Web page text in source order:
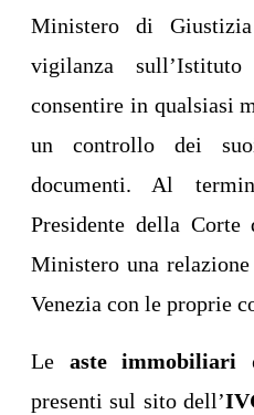
Ministero di
vigilanza
consentire in qualsiasi
un controllo dei
documenti. Al
Presidente della Corte
Ministero una
Venezia con le proprie
Le aste immobiliari
presenti sul sito dell’